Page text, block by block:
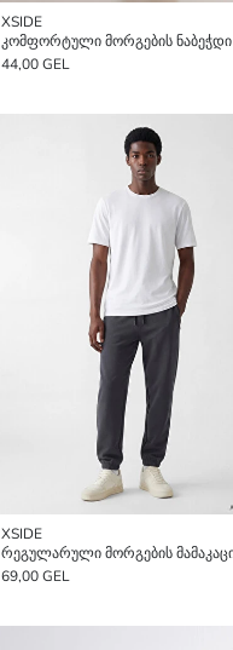
XSIDE
44,00 GEL
XSIDE
69,00 GEL